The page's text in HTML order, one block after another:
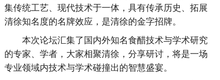
集传统工艺、现代技术于一体，具有传承历史、拓展
清徐知名度的名牌效应，是清徐的金字招牌。
本次论坛汇集了国内外知名食醋技术与学术研究
的专家、学者，大家相聚清徐，分享研讨，将是一场
专业领域内技术与学术碰撞出的智慧盛宴。